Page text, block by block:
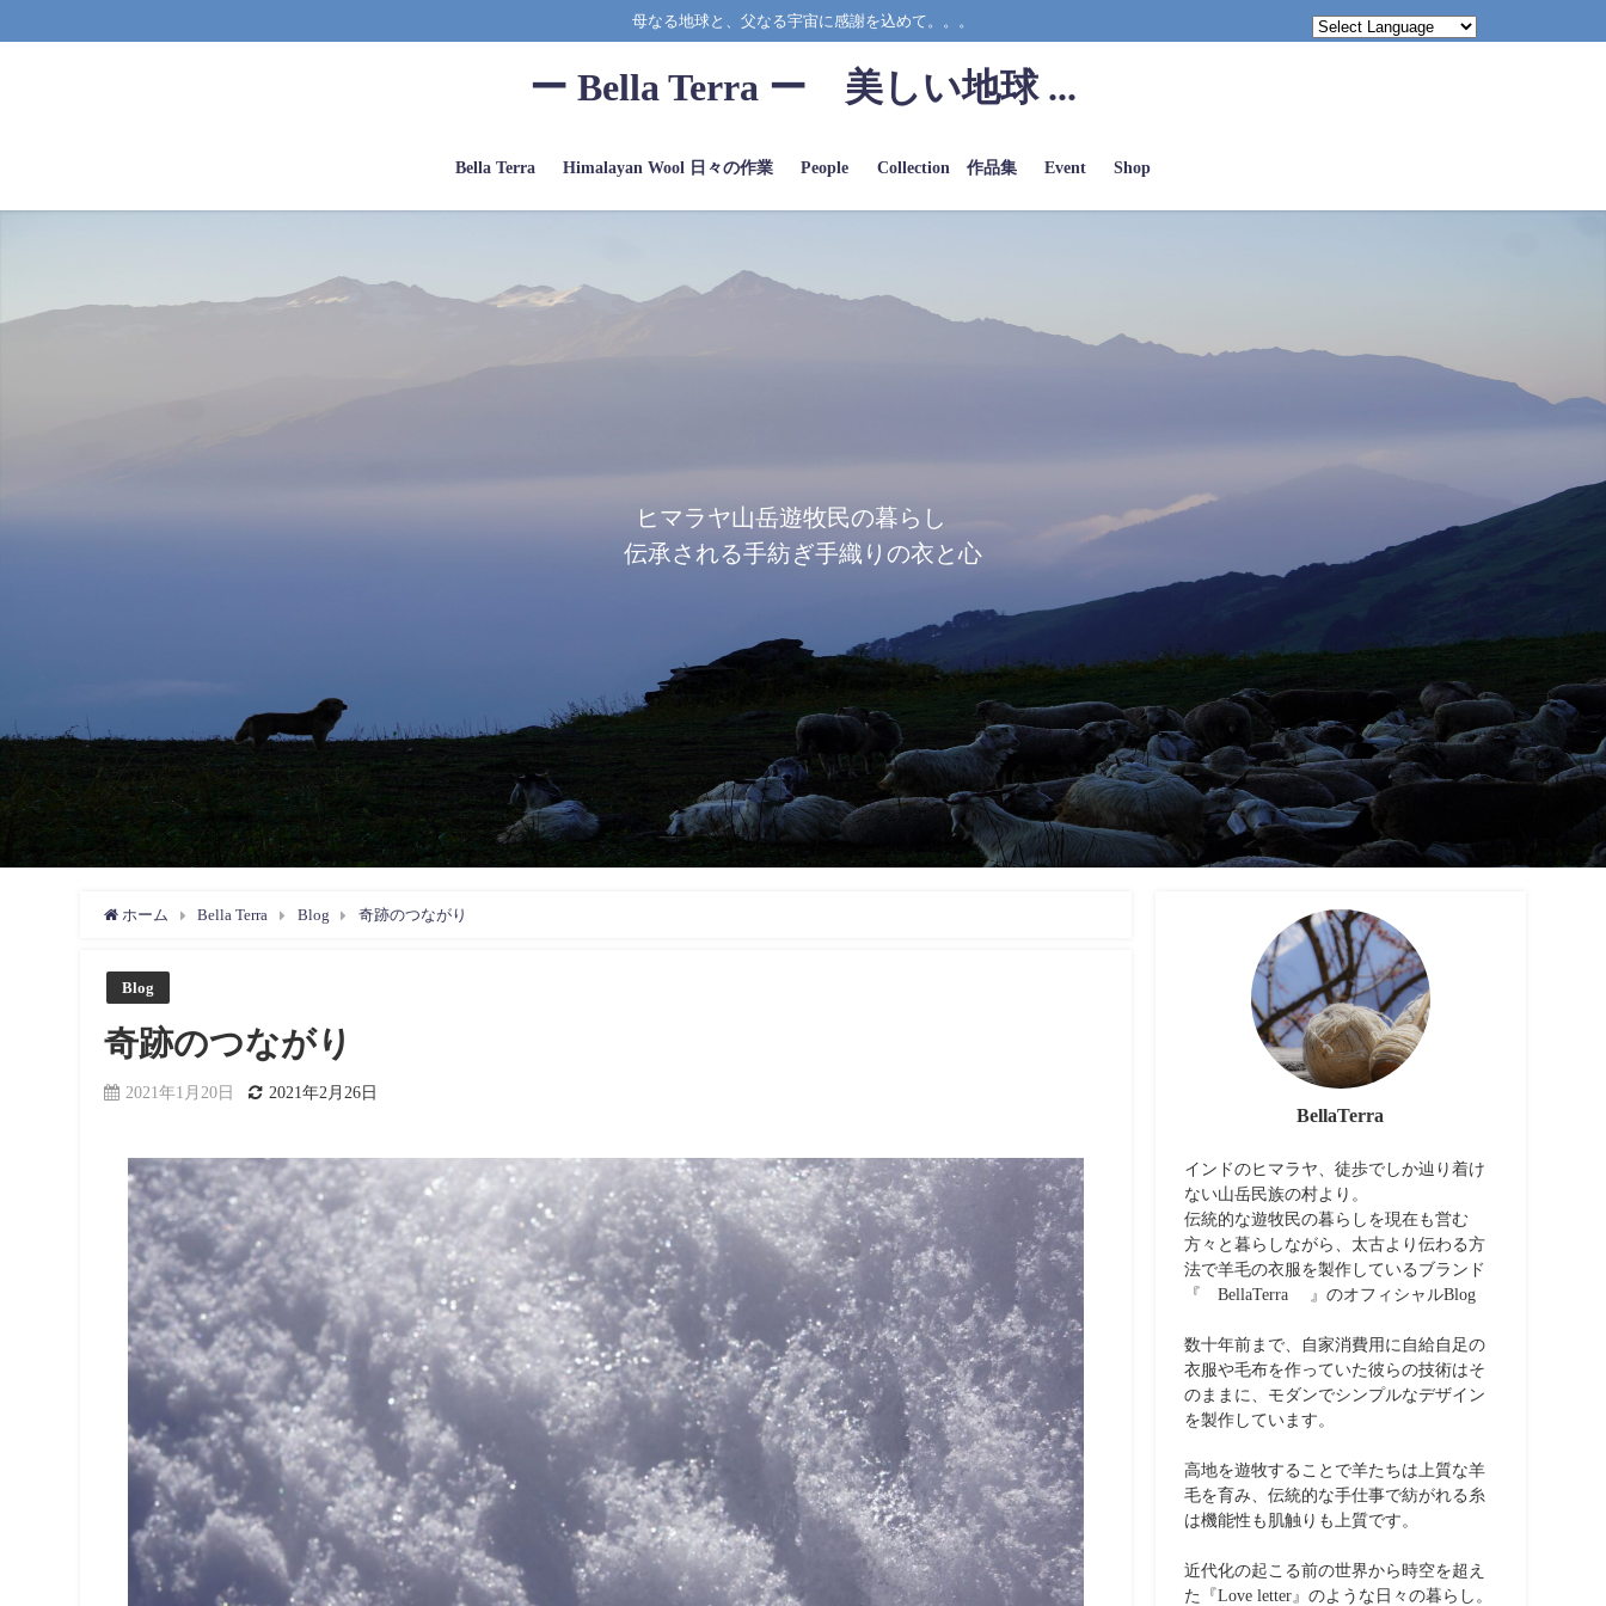
母なる地球と、父なる宇宙に感謝を込めて。。。
ー Bella Terra ー 美しい地球 ...
Bella Terra Himalayan Wool 日々の作業 People Collection 作品集 Event Shop
ヒマラヤ山岳遊牧民の暮らし
伝承される手紡ぎ手織りの衣と心
ホーム Bella Terra Blog 奇跡のつながり
Blog
奇跡のつながり
2021年1月20日 2021年2月26日
BellaTerra
インドのヒマラヤ、徒歩でしか辿り着け
ない山岳民族の村より。
伝統的な遊牧民の暮らしを現在も営む
方々と暮らしながら、太古より伝わる方
法で羊毛の衣服を製作しているブランド
『 BellaTerra 』のオフィシャルBlog
数十年前まで、自家消費用に自給自足の
衣服や毛布を作っていた彼らの技術はそ
のままに、モダンでシンプルなデザイン
を製作しています。
高地を遊牧することで羊たちは上質な羊
毛を育み、伝統的な手仕事で紡がれる糸
は機能性も肌触りも上質です。
近代化の起こる前の世界から時空を超え
た『Love letter』のような日々の暮らし。